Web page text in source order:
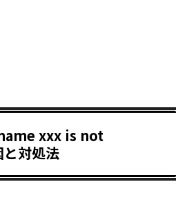
xxx is not
対処法